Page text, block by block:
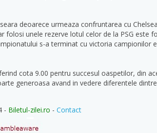
deoarece urmeaza confruntarea cu
folosi unele rezerve lotul celor de la PSG este
s-a terminat cu victoria campionilor
cota 9.00 pentru succesul oaspetilor, din
generoasa avand in vedere diferentele
- Biletul-zilei.ro - Contact